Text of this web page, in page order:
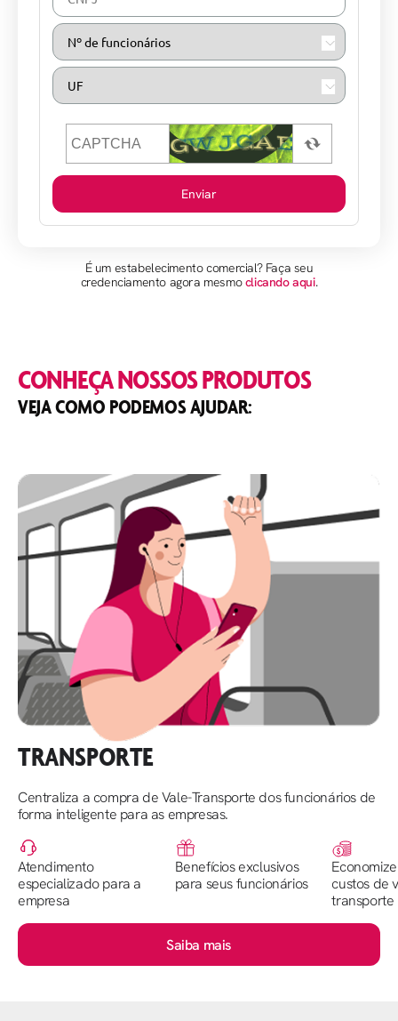
Enviar
É um estabelecimento comercial? Faça seu
credenciamento agora mesmoclicando aqui.
TRANSPORTE
Centraliza a compra de Vale-Transporte dos funcionários de
forma inteligente para as empresas.
Atendimento
especializado para a
empresa
Benefícios exclusivos
para seus funcionários
custos de
transporte
Saiba mais
CONHEÇA NOSSOS PRODUTOS
VEJA COMO PODEMOS AJUDAR: